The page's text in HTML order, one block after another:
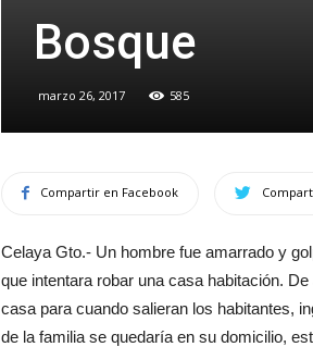
Bosque
marzo 26, 2017 585
Compartir en Facebook
Celaya Gto.- Un hombre fue amarrado y
que intentara robar una casa habitación.
casa para cuando salieran los habitantes,
de la familia se quedaría en su domicilio,